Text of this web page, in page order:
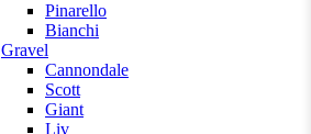
Pinarello
Bianchi
Gravel
Cannondale
Scott
Giant
Liv